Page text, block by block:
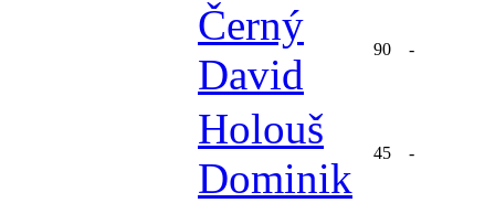
Černý
David
90 -
Holouš
Dominik
45 -